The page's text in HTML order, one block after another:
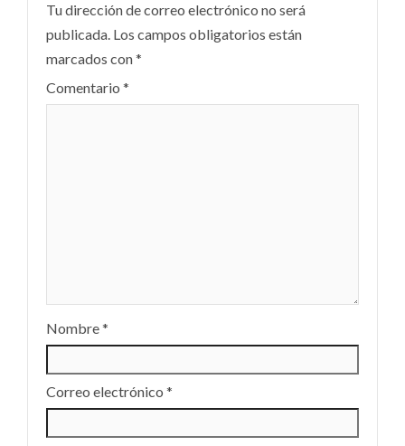
Tu dirección de correo electrónico no será
publicada. Los campos obligatorios están
marcados con*
Comentario *
Nombre*
Correo electrónico *